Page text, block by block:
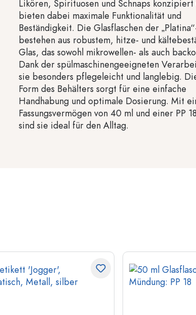
Likören, Spirituosen und Schnaps konzipiert
bieten dabei maximale Funktionalität und
Beständigkeit. Die Glasflaschen der
bestehen aus robustem, hitze- und
Glas, das sowohl mikrowellen- als auch
Dank der spülmaschinengeeigneten
sie besonders pflegeleicht und langlebig.
Form des Behälters sorgt für eine einfache
Handhabung und optimale Dosierung. Mit
Fassungsvermögen von 40 ml und einer PP
sind sie ideal für den Alltag.